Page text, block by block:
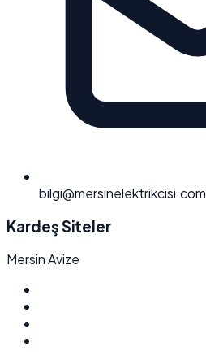
bilgi@mersinelektrikcisi.com
Kardeş Siteler
Mersin Avize